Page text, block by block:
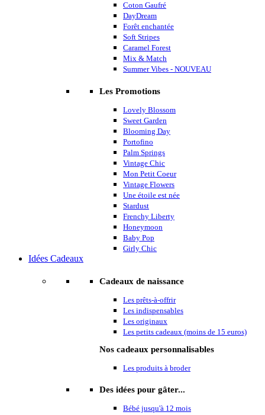
Coton Gaufré
DayDream
Forêt enchantée
Soft Stripes
Caramel Forest
Mix & Match
Summer Vibes - NOUVEAU
Les Promotions
Lovely Blossom
Sweet Garden
Blooming Day
Portofino
Palm Springs
Vintage Chic
Mon Petit Coeur
Vintage Flowers
Une étoile est née
Stardust
Frenchy Liberty
Honeymoon
Baby Pop
Girly Chic
Idées Cadeaux
Cadeaux de naissance
Les prêts-à-offrir
Les indispensables
Les originaux
Les petits cadeaux (moins de 15 euros)
Nos cadeaux personnalisables
Les produits à broder
Des idées pour gâter...
Bébé jusqu'à 12 mois